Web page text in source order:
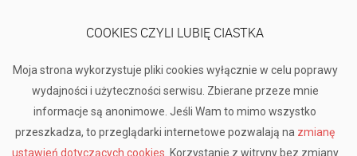
COOKIES CZYLI LUBIĘ CIASTKA
Moja strona wykorzystuje pliki cookies wyłącznie w celu poprawy
wydajności i użyteczności serwisu. Zbierane przeze mnie
informacje są anonimowe. Jeśli Wam to mimo wszystko
przeszkadza, to przeglądarki internetowe pozwalają na zmianę
ustawień dotyczących cookies . Korzystanie z witryny bez zmiany